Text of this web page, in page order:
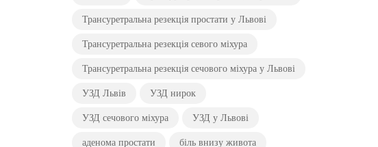
Трансуретральна резекція простати у Львові
Трансуретральна резекція севого міхура
Трансуретральна резекція сечового міхура у Львові
УЗД Львів УЗД нирок
УЗД сечового міхура УЗД у Львові
аденома простати біль внизу живота